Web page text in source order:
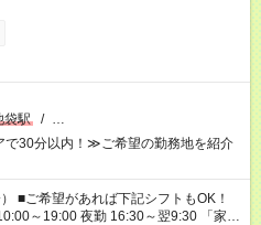
袋駅 / …
30分以内！≫ご希望の勤務地を紹介
！
～19:00 夜勤 16:30～翌9:30 「家族